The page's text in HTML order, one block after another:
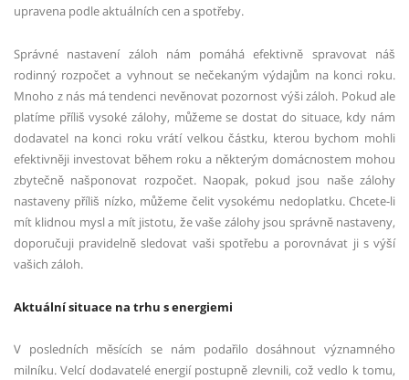
upravena podle aktuálních cen a spotřeby.
Správné nastavení záloh nám pomáhá efektivně spravovat náš
rodinný rozpočet a vyhnout se nečekaným výdajům na konci roku.
Mnoho z nás má tendenci nevěnovat pozornost výši záloh. Pokud ale
platíme příliš vysoké zálohy, můžeme se dostat do situace, kdy nám
dodavatel na konci roku vrátí velkou částku, kterou bychom mohli
efektivněji investovat během roku a některým domácnostem mohou
zbytečně našponovat rozpočet. Naopak, pokud jsou naše zálohy
nastaveny příliš nízko, můžeme čelit vysokému nedoplatku. Chcete-li
mít klidnou mysl a mít jistotu, že vaše zálohy jsou správně nastaveny,
doporučuji pravidelně sledovat vaši spotřebu a porovnávat ji s výší
vašich záloh.
Aktuální situace na trhu s energiemi
V posledních měsících se nám podařilo dosáhnout významného
milníku. Velcí dodavatelé energií postupně zlevnili, což vedlo k tomu,